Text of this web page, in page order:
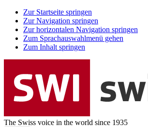
Zur Startseite springen
Zur Navigation springen
Zur horizontalen Navigation springen
Zum Sprachauswahlmenü gehen
Zum Inhalt springen
The Swiss voice in the world since 1935